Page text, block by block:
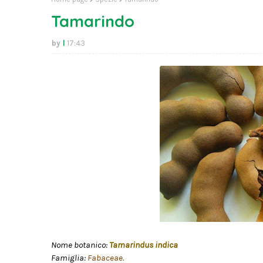
Tamarindo
17:43
Nome botanico:Tamarindus indica
Famiglia: Fabaceae.